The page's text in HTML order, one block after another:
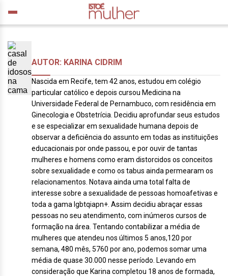
AUTOR: KARINA CIDRIM
Nascida em Recife, tem 42 anos, estudou em colégio
particular católico e depois cursou Medicina na
Universidade Federal de Pernambuco, com residência em
Ginecologia e Obstetrícia. Decidiu aprofundar seus estudos
e se especializar em sexualidade humana depois de
observar a deficiência do assunto em todas as instituições
educacionais por onde passou, e por ouvir de tantas
mulheres e homens como eram distorcidos os conceitos
sobre sexualidade e como os tabus ainda permearam os
relacionamentos. Notava ainda uma total falta de
interesse sobre a sexualidade de pessoas homoafetivas e
toda a gama lgbtqiapn+. Assim decidiu abraçar essas
pessoas no seu atendimento, com inúmeros cursos de
formação na área. Tentando contabilizar a média de
mulheres que atendeu nos últimos 5 anos,120 por
semana, 480 mês, 5760 por ano, podemos somar uma
média de quase 30.000 nesse período. Levando em
consideração que Karina completou 18 anos de formada,